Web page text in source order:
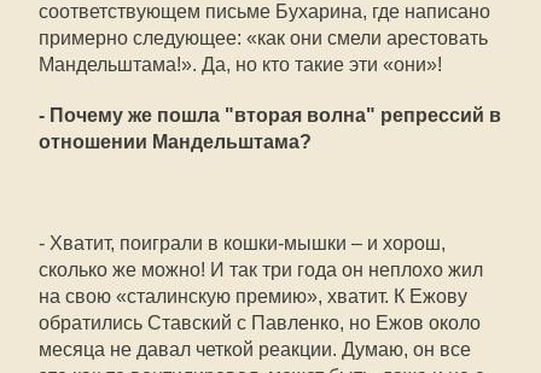
соответствующем письме Бухарина, где написано
примерно следующее: «как они смели арестовать
Мандельштама!». Да, но кто такие эти «они»!
- Почему же пошла "вторая волна" репрессий в
отношении Мандельштама?
- Хватит, поиграли в кошки-мышки – и хорош,
сколько же можно! И так три года он неплохо жил
на свою «сталинскую премию», хватит. К Ежову
обратились Ставский с Павленко, но Ежов около
месяца не давал четкой реакции. Думаю, он все